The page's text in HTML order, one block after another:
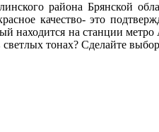
района Брянской
качество- это
на станции
тонах? Сделайте